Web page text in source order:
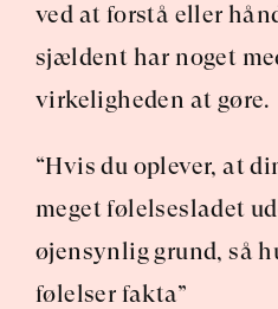
ved at forstå eller
sjældent har noget
virkeligheden at gøre.
“Hvis du oplever, at
meget følelsesladet
øjensynlig grund, så
følelser fakta”